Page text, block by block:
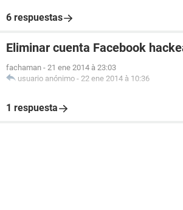
6 respuestas
Eliminar cuenta Facebook
fachaman - 21 ene 2014 à 23:03
usuario anónimo - 22 ene 2014 à 10:36
1 respuesta